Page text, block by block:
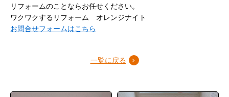
リフォームのことならお任せください。
ワクワクするリフォーム オレンジナイト
お問合せフォームはこちら
一覧に戻る